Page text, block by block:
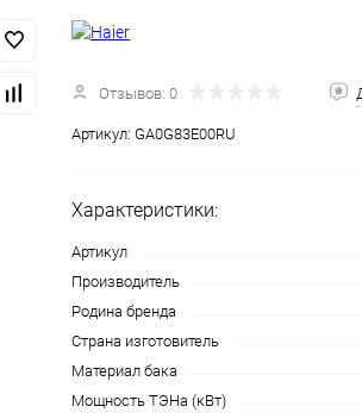
Отзывов: 0
Артикул: GA0G83E00RU
Характеристики:
Артикул
Производитель
Родина бренда
Страна изготовитель
Материал бака
Мощность ТЭНа (кВт)